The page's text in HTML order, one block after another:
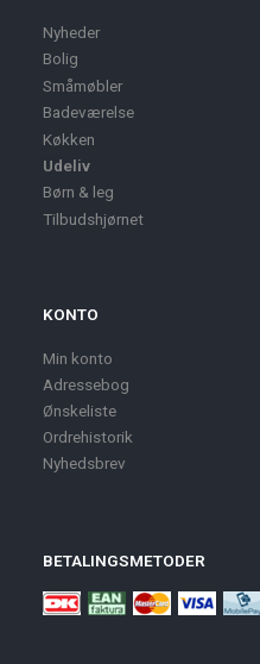
Nyheder
Bolig
Småmøbler
Badeværelse
Køkken
Udeliv
Børn & leg
Tilbudshjørnet
KONTO
Min konto
Adressebog
Ønskeliste
Ordrehistorik
Nyhedsbrev
BETALINGSMETODER